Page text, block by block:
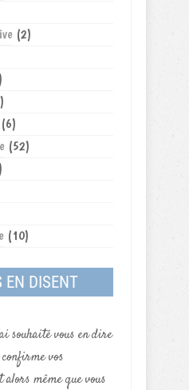
(2)
(6)
(52)
(10)
EN DISENT
souhaité vous en dire
vos
alors même que vous